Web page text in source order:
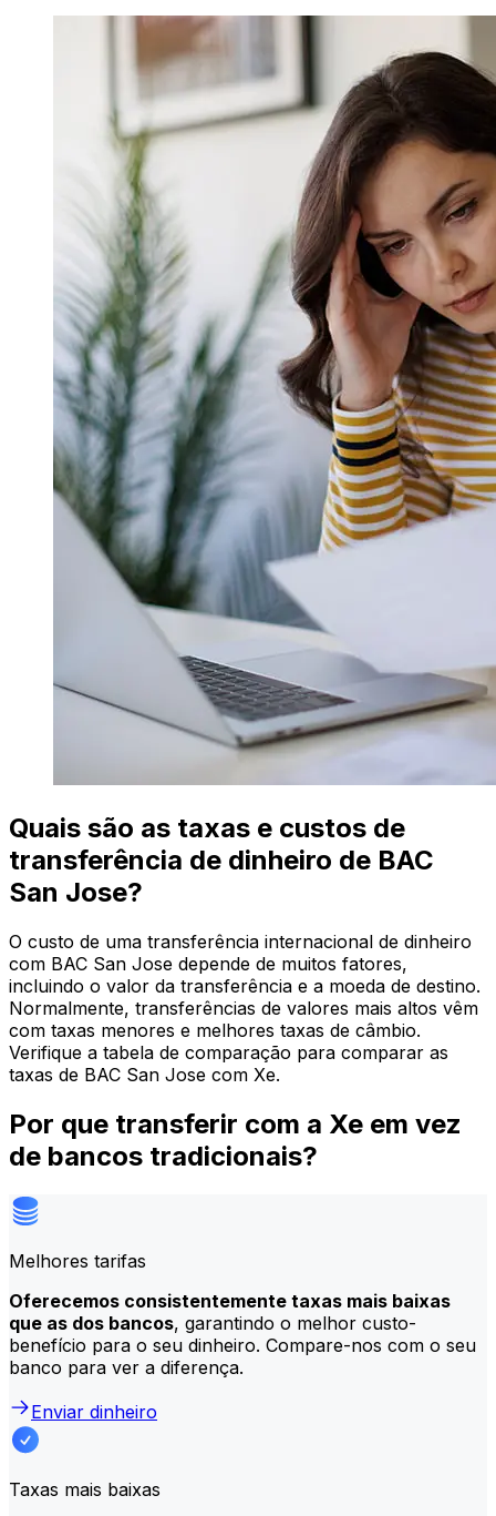
Quais são as taxas e custos de
transferência de dinheiro de BAC
San Jose?
O custo de uma transferência internacional de dinheiro
com BAC San Jose depende de muitos fatores,
incluindo o valor da transferência e a moeda de destino.
Normalmente, transferências de valores mais altos vêm
com taxas menores e melhores taxas de câmbio.
Verifique a tabela de comparação para comparar as
taxas de BAC San Jose com Xe.
Por que transferir com a Xe em vez
de bancos tradicionais?
Melhores tarifas
Oferecemos consistentemente taxas mais baixas
que as dos bancos, garantindo o melhor custo-
benefício para o seu dinheiro. Compare-nos com o seu
banco para ver a diferença.
Enviar dinheiro
Taxas mais baixas